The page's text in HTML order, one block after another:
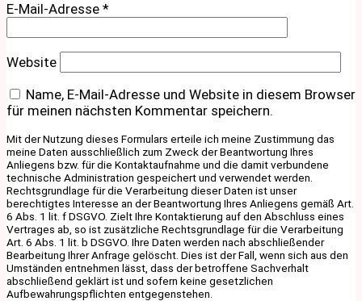
E-Mail-Adresse *
Website
Name, E-Mail-Adresse und Website in diesem Browser
für meinen nächsten Kommentar speichern.
Mit der Nutzung dieses Formulars erteile ich meine Zustimmung das
meine Daten ausschließlich zum Zweck der Beantwortung Ihres
Anliegens bzw. für die Kontaktaufnahme und die damit verbundene
technische Administration gespeichert und verwendet werden.
Rechtsgrundlage für die Verarbeitung dieser Daten ist unser
berechtigtes Interesse an der Beantwortung Ihres Anliegens gemäß Art.
6 Abs. 1 lit. f DSGVO. Zielt Ihre Kontaktierung auf den Abschluss eines
Vertrages ab, so ist zusätzliche Rechtsgrundlage für die Verarbeitung
Art. 6 Abs. 1 lit. b DSGVO. Ihre Daten werden nach abschließender
Bearbeitung Ihrer Anfrage gelöscht. Dies ist der Fall, wenn sich aus den
Umständen entnehmen lässt, dass der betroffene Sachverhalt
abschließend geklärt ist und sofern keine gesetzlichen
Aufbewahrungspflichten entgegenstehen.